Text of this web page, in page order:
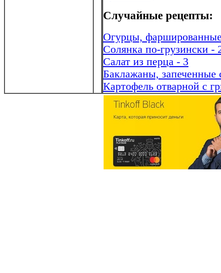
Случайные рецепты:
Огурцы,
Солянка по-грузински -
Салат из перца - 3
Баклажаны, запеченные
Картофель отварной с